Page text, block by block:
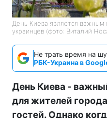
День Киева является важным
украинцев (фото: Виталий
Не трать время на
РБК-Украина в
День Киева -
для жителей
гостей. Однако